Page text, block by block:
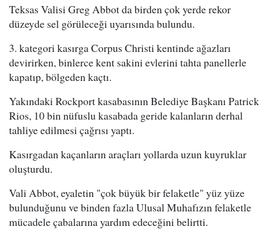
Teksas Valisi Greg Abbot da birden çok yerde rekor
düzeyde sel görüleceği uyarısında bulundu.
3. kategori kasırga Corpus Christi kentinde ağazları
devirirken, binlerce kent sakini evlerini tahta panellerle
kapatıp, bölgeden kaçtı.
Yakındaki Rockport kasabasının Belediye Başkanı Patrick
Rios, 10 bin nüfuslu kasabada geride kalanların derhal
tahliye edilmesi çağrısı yaptı.
Kasırgadan kaçanların araçları yollarda uzun kuyruklar
oluşturdu.
Vali Abbot, eyaletin "çok büyük bir felaketle" yüz yüze
bulunduğunu ve binden fazla Ulusal Muhafızın felaketle
mücadele çabalarına yardım edeceğini belirtti.